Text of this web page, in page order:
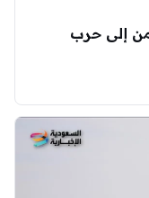
إلى حرب